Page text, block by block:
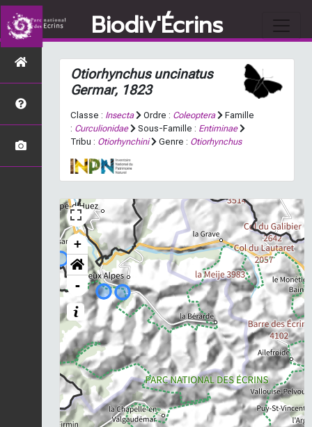
Biodiv'Écrins
Otiorhynchus uncinatus
Germar, 1823
Classe : Insecta Ordre : Coleoptera
Famille
: Curculionidae Sous-Famille : Entiminae
Tribu : Otiorhynchini Genre : Otiorhynchus
+
-